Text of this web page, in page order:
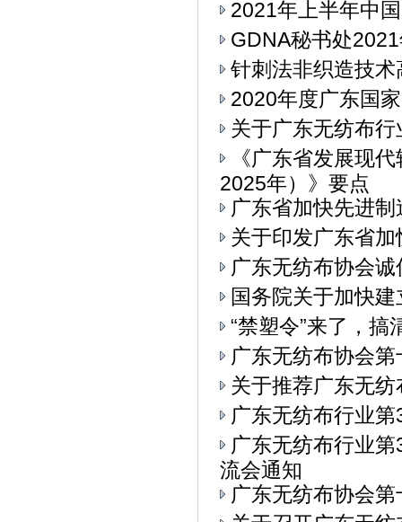
2021年上半年中
GDNA秘书处
针刺法非织造技
2020年度广东国
关于广东无纺布
《广东省发展现
2025年）》要点
广东省加快先进
关于印发广东省
广东无纺布协会
国务院关于加快
“禁塑令”来了，
广东无纺布协会
关于推荐广东无
广东无纺布行业
广东无纺布行业
流会通知
广东无纺布协会